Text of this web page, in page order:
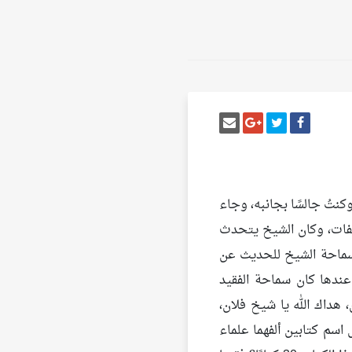
شارك على فيسبوك
أنشر تغريدةشارك على غوغل بلس
جالسًا بجانبه، وجاء
وكان الشيخ يتحدث
الشيخ للحديث عن
كان سماحة الفقيد
الله يا شيخ فلان،
كتابين ألفهما علماء